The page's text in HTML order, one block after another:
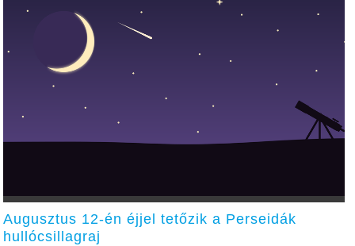
Augusztus 12-én éjjel tetőzik a Perseidák
hullócsillagraj